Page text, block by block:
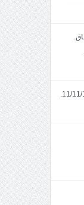
١-الانفاق.
خطبة الجمعة: ميلاد باب الجنان .بتاريخ11/11/1446.